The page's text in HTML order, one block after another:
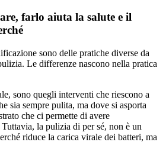
farlo aiuta la salute e il
sono delle pratiche diverse da
Le differenze nascono nella pratica
sono quegli interventi che riescono a
sia sempre pulita, ma dove si asporta
che ci permette di avere
Tuttavia, la pulizia di per sé, non è un
riduce la carica virale dei batteri, ma